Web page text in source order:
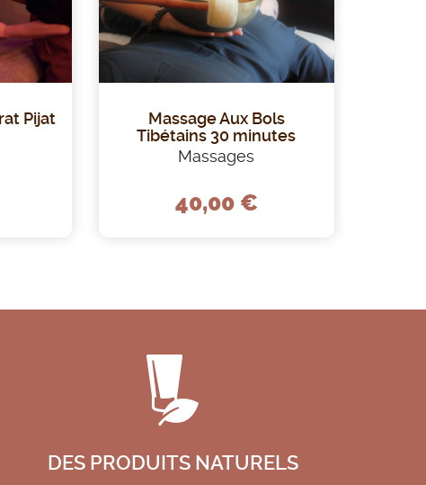
Pijat
Massage Aux Bols
Tibétains 30 minutes
Massages
40,00 €
DES PRODUITS NATURELS